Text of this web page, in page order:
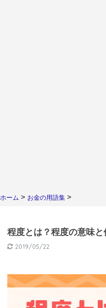
ホーム > お金の用語集 >
程度とは？程度の意味
2019/05/22